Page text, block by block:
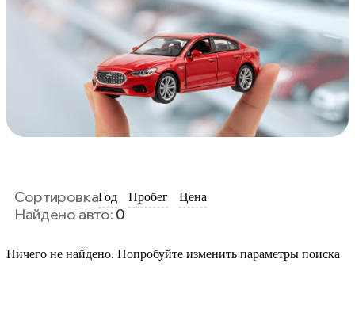
СортировкаГод Пробег Цена
Найдено авто: 0
Ничего не найдено. Попробуйте изменить параметры поиска